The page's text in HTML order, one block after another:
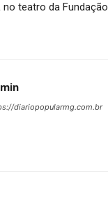
teatro da Fundação
diariopopularmg.com.br